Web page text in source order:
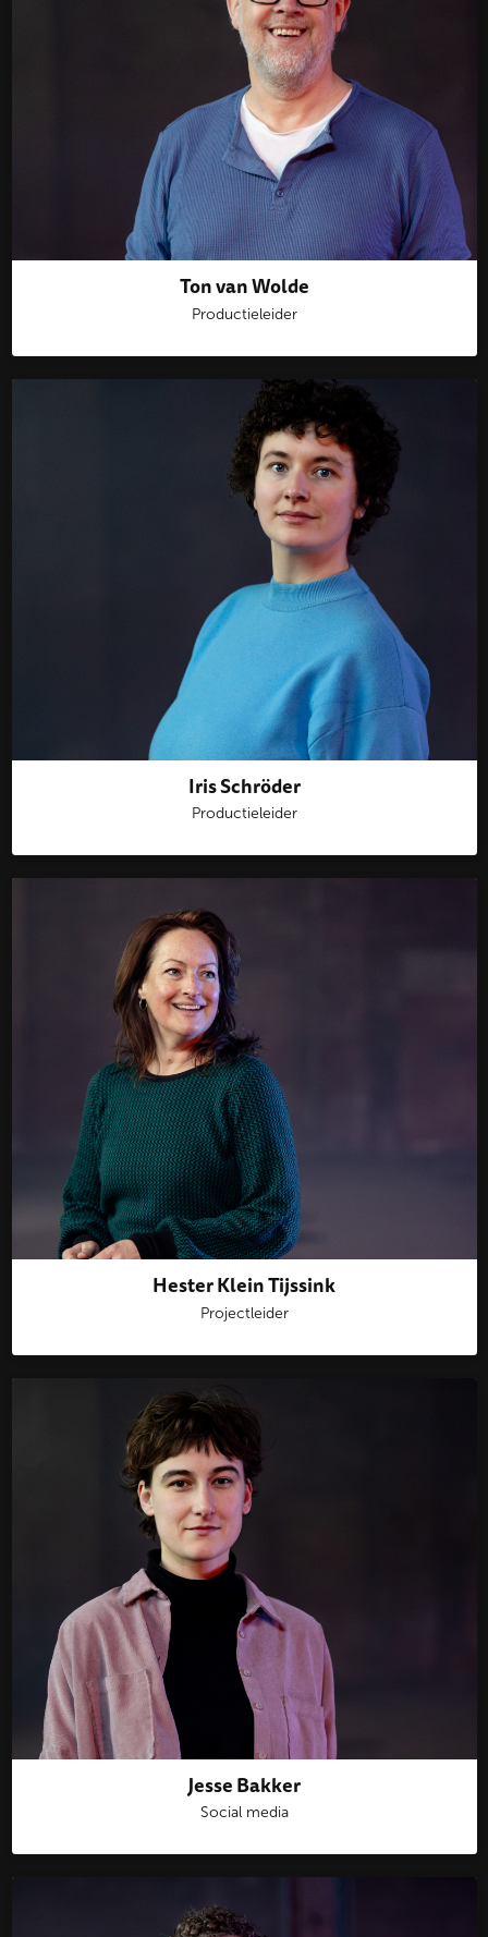
Ton van Wolde
Productieleider
Iris Schröder
Productieleider
Hester Klein Tijssink
Projectleider
Jesse Bakker
Social media